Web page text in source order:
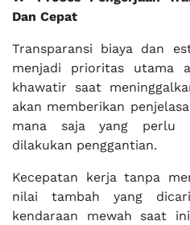
Dan Cepat
Transparansi biaya dan
menjadi prioritas utama
khawatir saat
akan memberikan
mana saja yang perlu
dilakukan penggantian.
Kecepatan kerja tanpa
nilai tambah yang
kendaraan mewah saat